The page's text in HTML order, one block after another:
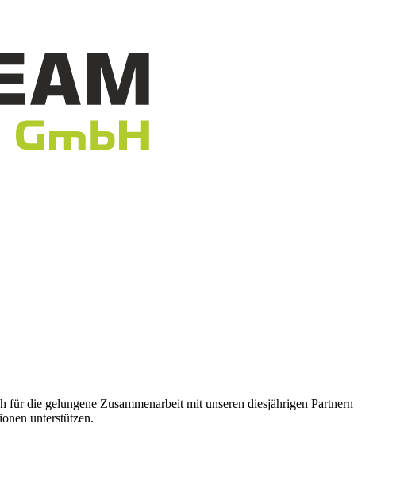
die gelungene Zusammenarbeit mit unseren diesjährigen Partnern
unterstützen.